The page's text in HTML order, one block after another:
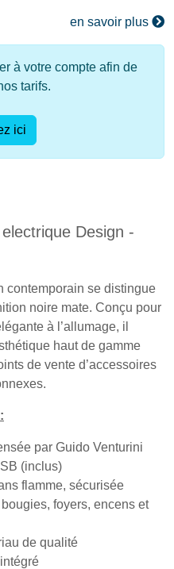
en savoir plus
à votre compte afin de
tarifs.
ici
Design -
contemporain se distingue
noire mate. Conçu pour
à l’allumage, il
haut de gamme
de vente d’accessoires
par Guido Venturini
(inclus)
flamme, sécurisée
foyers, encens et
de qualité